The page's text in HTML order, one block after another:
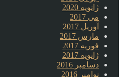
ژانویه 2020
می 2017
آوریل 2017
مارس 2017
فوریه 2017
ژانویه 2017
دسامبر 2016
نوامبر 2016